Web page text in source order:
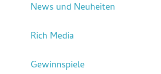
News und Neuheiten
Rich Media
Gewinnspiele